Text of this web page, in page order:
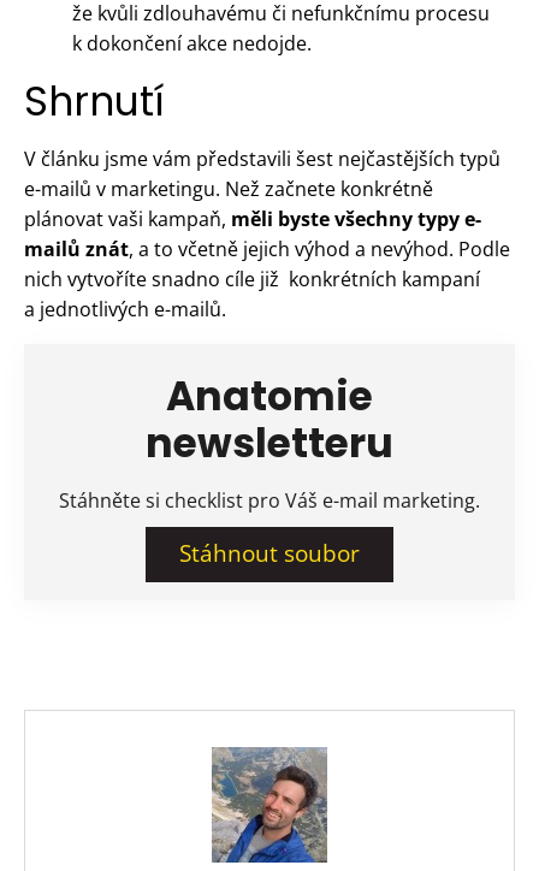
že kvůli zdlouhavému či nefunkčnímu procesu
k dokončení akce nedojde.
Shrnutí
V článku jsme vám představili šest nejčastějších typů
e-mailů v marketingu. Než začnete konkrétně
plánovat vaši kampaň, měli byste všechny typy e-
mailů znát, a to včetně jejich výhod a nevýhod. Podle
nich vytvoříte snadno cíle již konkrétních kampaní
a jednotlivých e-mailů.
Anatomie
newsletteru
Stáhněte si checklist pro Váš e-mail marketing.
Stáhnout soubor